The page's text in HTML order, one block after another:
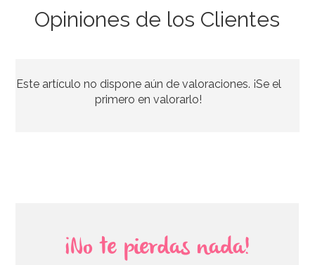
2,95€ 2,95€
Opiniones de los Clientes
Este artículo no dispone aún de valoraciones. ¡Se el
primero en valorarlo!
¡No te pierdas nada!